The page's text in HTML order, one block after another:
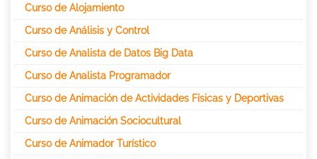
Curso de Alojamiento
Curso de Análisis y Control
Curso de Analista de Datos Big Data
Curso de Analista Programador
Curso de Animación de Actividades Físicas y Deportivas
Curso de Animación Sociocultural
Curso de Animador Turístico